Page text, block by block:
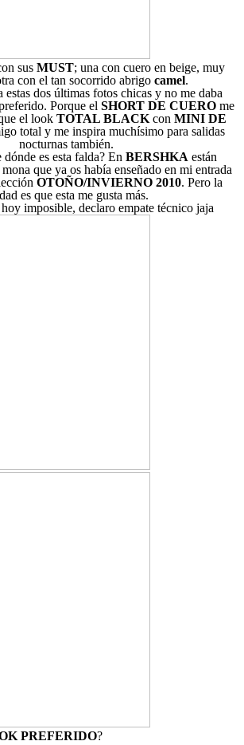
sus MUST; una con cuero en beige, muy
con el tan socorrido abrigo camel.
dos últimas fotos chicas y no me daba
Porque el SHORT DE CUERO me
el look TOTAL BLACK con MINI DE
total y me inspira muchísimo para salidas
nocturnas también.
es esta falda? En BERSHKA están
que ya os había enseñado en mi entrada
OTOÑO/INVIERNO 2010. Pero la
es que esta me gusta más.
imposible, declaro empate técnico jaja
PREFERIDO?